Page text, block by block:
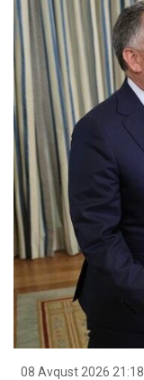
08 Avqust 2026 21:18